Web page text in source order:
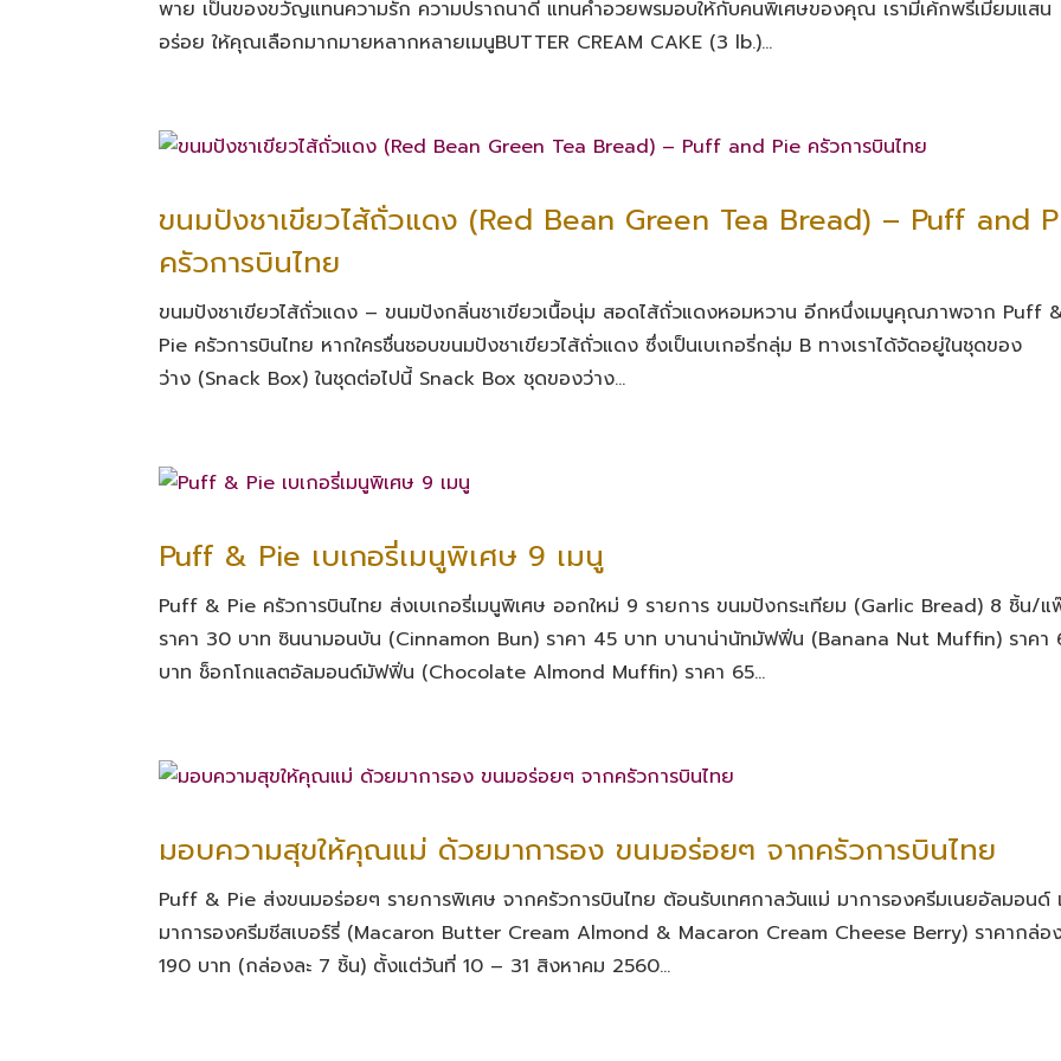
พาย เป็นของขวัญแทนความรัก ความปราถนาดี แทนคำอวยพรมอบให้กับคนพิเศษของคุณ เรามีเค้กพรีเมี่ยมแสน
อร่อย ให้คุณเลือกมากมายหลากหลายเมนูBUTTER CREAM CAKE (3 lb.)...
ขนมปังชาเขียวไส้ถั่วแดง (Red Bean Green Tea Bread) – Puff and
ครัวการบินไทย
ขนมปังชาเขียวไส้ถั่วแดง – ขนมปังกลิ่นชาเขียวเนื้อนุ่ม สอดไส้ถั่วแดงหอมหวาน อีกหนึ่งเมนูคุณภาพจาก Puff
Pie ครัวการบินไทย หากใครชื่นชอบขนมปังชาเขียวไส้ถั่วแดง ซึ่งเป็นเบเกอรี่กลุ่ม B ทางเราได้จัดอยู่ในชุดของ
ว่าง (Snack Box) ในชุดต่อไปนี้ Snack Box ชุดของว่าง...
Puff & Pie เบเกอรี่เมนูพิเศษ 9 เมนู
Puff & Pie ครัวการบินไทย ส่งเบเกอรี่เมนูพิเศษ ออกใหม่ 9 รายการ ขนมปังกระเทียม (Garlic Bread) 8 ชิ้น/แ
ราคา 30 บาท ซินนามอนบัน (Cinnamon Bun) ราคา 45 บาท บานาน่านัทมัฟฟิ่น (Banana Nut Muffin) ราคา
บาท ช็อกโกแลตอัลมอนด์มัฟฟิ่น (Chocolate Almond Muffin) ราคา 65...
มอบความสุขให้คุณแม่ ด้วยมาการอง ขนมอร่อยๆ จากครัวการบินไทย
Puff & Pie ส่งขนมอร่อยๆ รายการพิเศษ จากครัวการบินไทย ต้อนรับเทศกาลวันแม่ มาการองครีมเนยอัลมอนด์
มาการองครีมชีสเบอร์รี่ (Macaron Butter Cream Almond & Macaron Cream Cheese Berry) ราคากล่อ
190 บาท (กล่องละ 7 ชิ้น) ตั้งแต่วันที่ 10 – 31 สิงหาคม 2560...